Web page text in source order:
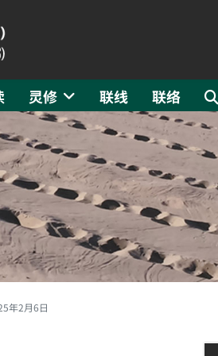
灵修 联线
联络
年2月6日